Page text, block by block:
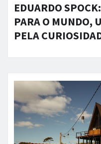
EDUARDO
PARA O MUNDO,
PELA